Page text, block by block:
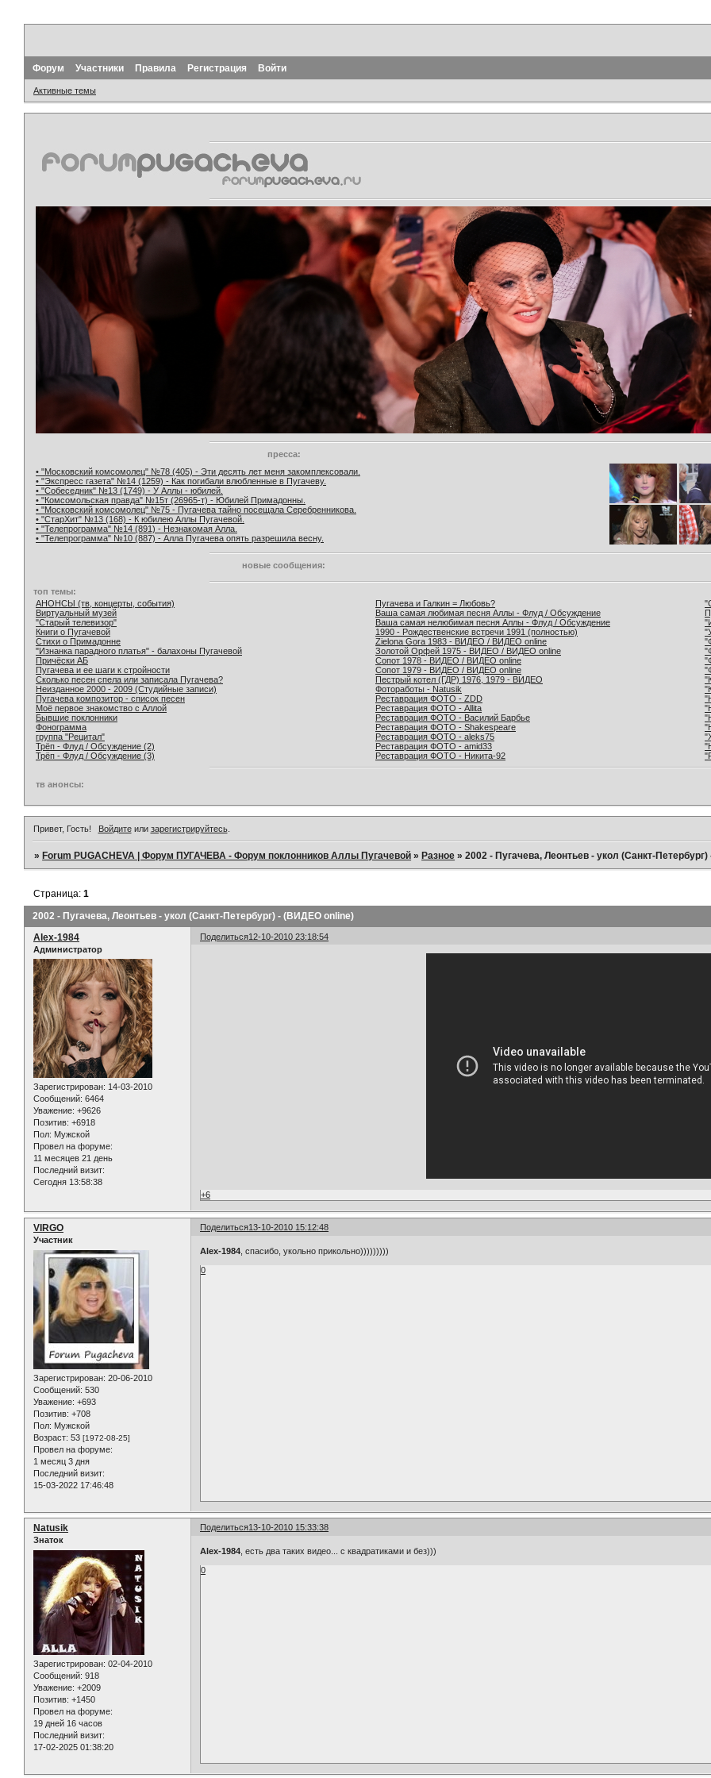
Форум Участники Правила Регистрация Войти
Активные темы
пресса:
• "Московский комсомолец" №78 (405) - Эти десять лет меня закомплексовали.
• "Экспресс газета" №14 (1259) - Как погибали влюбленные в Пугачеву.
• "Собеседник" №13 (1749) - У Аллы - юбилей.
• "Комсомольская правда" №15т (26965-т) - Юбилей Примадонны.
• "Московский комсомолец" №75 - Пугачева тайно посещала Серебренникова.
• "СтарХит" №13 (168) - К юбилею Аллы Пугачевой.
• "Телепрограмма" №14 (891) - Незнакомая Алла.
• "Телепрограмма" №10 (887) - Алла Пугачева опять разрешила весну.
новые сообщения:
топ темы:
АНОНСЫ (тв, концерты, события)
Виртуальный музей
"Старый телевизор"
Книги о Пугачевой
Стихи о Примадонне
"Изнанка парадного платья" - балахоны Пугачевой
Причёски АБ
Пугачева и ее шаги к стройности
Сколько песен спела или записала Пугачева?
Неизданное 2000 - 2009 (Студийные записи)
Пугачева композитор - список песен
Моё первое знакомство с Аллой
Бывшие поклонники
Фонограмма
группа "Рецитал"
Трёп - Флуд / Обсуждение (2)
Трёп - Флуд / Обсуждение (3)
Пугачева и Галкин = Любовь?
Ваша самая любимая песня Аллы - Флуд / Обсуждение
Ваша самая нелюбимая песня Аллы - Флуд / Обсуждение
1990 - Рождественские встречи 1991 (полностью)
Zielona Gora 1983 - ВИДЕО / ВИДЕО online
Золотой Орфей 1975 - ВИДЕО / ВИДЕО online
Сопот 1978 - ВИДЕО / ВИДЕО online
Сопот 1979 - ВИДЕО / ВИДЕО online
Пестрый котел (ГДР) 1976, 1979 - ВИДЕО
Фотоработы - Natusik
Реставрация ФОТО - ZDD
Реставрация ФОТО - Allita
Реставрация ФОТО - Василий Барбье
Реставрация ФОТО - Shakespeare
Реставрация ФОТО - aleks75
Реставрация ФОТО - amid33
Реставрация ФОТО - Никита-92
тв анонсы:
Привет, Гость! Войдитеили зарегистрируйтесь.
»Forum PUGACHEVA | Форум ПУГАЧЕВА - Форум поклонников Аллы Пугачевой »Разное »2002 - Пугачева, Леонтьев - укол (Санкт-
2002 - Пугачева, Леонтьев - укол (Санкт-Петербург) - (ВИДЕО online)
Страница:1
Поделиться12-10-2010 23:18:54
Alex-1984
Администратор
Зарегистрирован: 14-03-2010
Сообщений: 6464
Уважение: +9626
Позитив: +6918
Пол: Мужской
Провел на форуме:
11 месяцев 21 день
Последний визит:
Сегодня 13:58:38
+6
Поделиться13-10-2010 15:12:48
VIRGO
Участник
Зарегистрирован: 20-06-2010
Сообщений: 530
Уважение: +693
Позитив: +708
Пол: Мужской
Возраст: 53 [1972-08-25]
Провел на форуме:
1 месяц 3 дня
Последний визит:
15-03-2022 17:46:48
Alex-1984 , спасибо, укольно прикольно)))))))))
0
Поделиться13-10-2010 15:33:38
Natusik
Знаток
Зарегистрирован: 02-04-2010
Сообщений: 918
Уважение: +2009
Позитив: +1450
Провел на форуме:
19 дней 16 часов
Последний визит:
17-02-2025 01:38:20
Alex-1984 , есть два таких видео... с квадратиками и без)))
0